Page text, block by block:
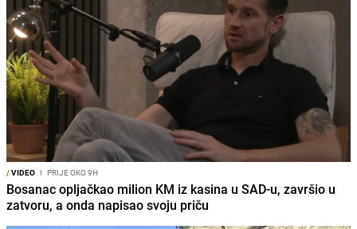
/VIDEO I PRIJE OKO 9H
Bosanac opljačkao milion KM iz kasina u SAD-u, završio u
zatvoru, a onda napisao svoju priču